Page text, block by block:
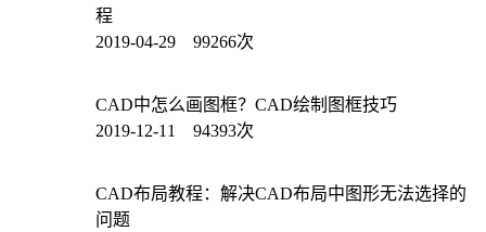
程
2019-04-29 99266次
CAD中怎么画图框？CAD绘制图框技巧
2019-12-11 94393次
CAD布局教程：解决CAD布局中图形无法选择的
问题